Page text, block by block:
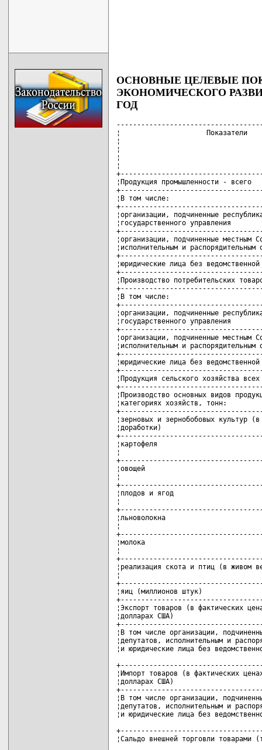
ОСНОВНЫЕ ЦЕЛЕВЫЕ
ЭКОНОМИЧЕСКОГО
ГОД
¦                     Показатели
¦
¦
¦
¦
¦Продукция промышленности -
¦В том числе:
¦организации, подчиненные
¦государственного
¦организации, подчиненные
¦исполнительным и
¦юридические лица без
¦Производство потребительских
¦В том числе:
¦организации, подчиненные
¦государственного
¦организации, подчиненные
¦исполнительным и
¦юридические лица без
¦Продукция сельского хозяйства
¦Производство основных видов
¦категориях хозяйств,
¦зерновых и зернобобовых
¦доработки)
¦картофеля
¦
¦овощей
¦
¦плодов и ягод
¦
¦льноволокна
¦
¦молока
¦
¦реализация скота и птиц (в
¦
¦яиц (миллионов штук)
¦Экспорт товаров (в фактических
¦долларах США)
¦В том числе организации,
¦депутатов, исполнительным и
¦и юридические лица без
¦Импорт товаров (в фактических
¦долларах США)
¦В том числе организации,
¦депутатов, исполнительным и
¦и юридические лица без
¦Сальдо внешней торговли